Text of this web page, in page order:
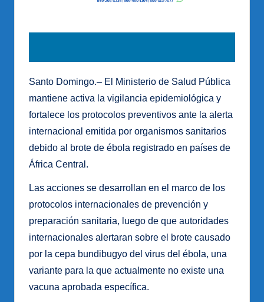
Santo Domingo.– El Ministerio de Salud Pública
mantiene activa la vigilancia epidemiológica y
fortalece los protocolos preventivos ante la alerta
internacional emitida por organismos sanitarios
debido al brote de ébola registrado en países de
África Central.
Las acciones se desarrollan en el marco de los
protocolos internacionales de prevención y
preparación sanitaria, luego de que autoridades
internacionales alertaran sobre el brote causado
por la cepa bundibugyo del virus del ébola, una
variante para la que actualmente no existe una
vacuna aprobada específica.